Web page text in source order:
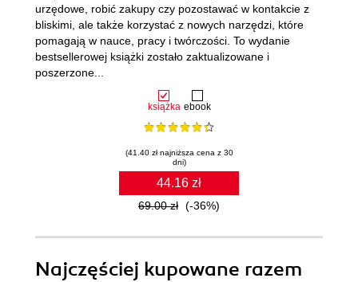
książka ebook
(41.40 zł najniższa cena z 30
dni)
44.16 zł
69.00 zł (-36%)
urzędowe, robić zakupy czy pozostawać w kontakcie z
bliskimi, ale także korzystać z nowych narzędzi, które
pomagają w nauce, pracy i twórczości. To wydanie
bestsellerowej książki zostało zaktualizowane i
poszerzone...
Najczęściej kupowane razem